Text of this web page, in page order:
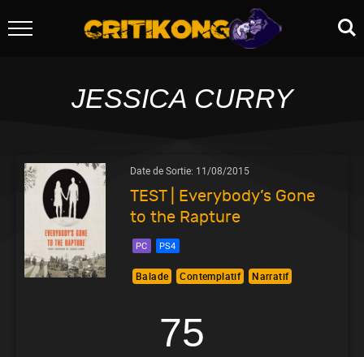
JESSICA CURRY
Date de Sortie: 11/08/2015
TEST | Everybody’s Gone
to the Rapture
PC PS4
Balade Contemplatif Narratif
75